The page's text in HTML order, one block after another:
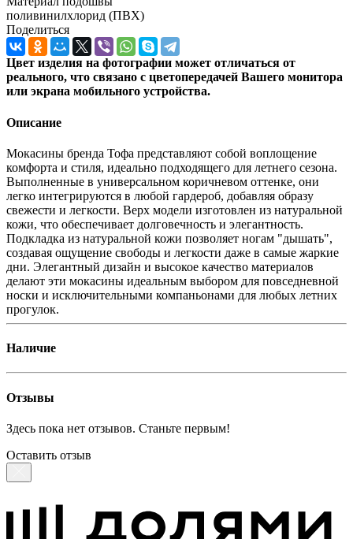
поливинилхлорид (ПВХ)
Поделиться
Цвет изделия на фотографии может отличаться от
реального, что связано с цветопередачей Вашего монитора
или экрана мобильного устройства.
Описание
Мокасины бренда Тофа представляют собой воплощение
комфорта и стиля, идеально подходящего для летнего сезона.
Выполненные в универсальном коричневом оттенке, они
легко интегрируются в любой гардероб, добавляя образу
свежести и легкости. Верх модели изготовлен из натуральной
кожи, что обеспечивает долговечность и элегантность.
Подкладка из натуральной кожи позволяет ногам "дышать",
создавая ощущение свободы и легкости даже в самые жаркие
дни. Элегантный дизайн и высокое качество материалов
делают эти мокасины идеальным выбором для повседневной
носки и исключительными компаньонами для любых летних
прогулок.
Наличие
Отзывы
Здесь пока нет отзывов. Станьте первым!
Оставить отзыв